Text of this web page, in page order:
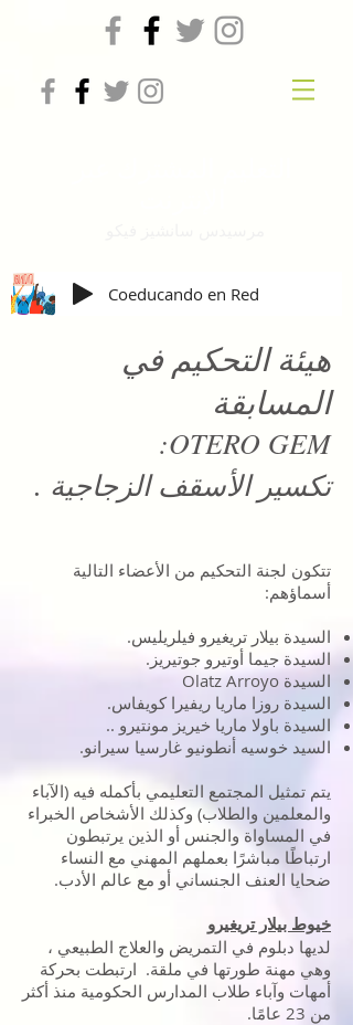
Coeducando en Red
هيئة التحكيم في
المسابقة
OTERO GEM:
تكسير الأسقف الزجاجية .
تتكون لجنة التحكيم من الأعضاء التالية
أسماؤهم:
السيدة بيلار تريغيرو فيلريليس.
السيدة جيما أوتيرو جوتيريز.
السيدة Olatz Arroyo
السيدة روزا ماريا ريفيرا كويفاس.
السيدة باولا ماريا خيريز مونتيرو ..
السيد خوسيه أنطونيو غارسيا سيرانو.
يتم تمثيل المجتمع التعليمي بأكمله فيه (الآباء
والمعلمين والطلاب) وكذلك الأشخاص الخبراء
في المساواة والجنس أو الذين يرتبطون
ارتباطًا مباشرًا بعملهم المهني مع النساء
ضحايا العنف الجنساني أو مع عالم الأدب.
خيوط بيلار تريغيرو
لديها دبلوم في التمريض والعلاج الطبيعي ،
وهي مهنة طورتها في ملقة. ارتبطت بحركة
أمهات وآباء طلاب المدارس الحكومية منذ أكثر
من 23 عامًا.